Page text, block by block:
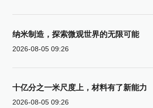
纳米制造，探索微观世界的无限可能
2026-08-05 09:26
十亿分之一米尺度上，材料有了新能力
2026-08-05 09:26